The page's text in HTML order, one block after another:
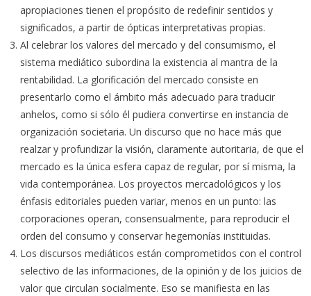
apropiaciones tienen el propósito de redefinir sentidos y
significados, a partir de ópticas interpretativas propias.
Al celebrar los valores del mercado y del consumismo, el
sistema mediático subordina la existencia al mantra de la
rentabilidad. La glorificación del mercado consiste en
presentarlo como el ámbito más adecuado para traducir
anhelos, como si sólo él pudiera convertirse en instancia de
organización societaria. Un discurso que no hace más que
realzar y profundizar la visión, claramente autoritaria, de que el
mercado es la única esfera capaz de regular, por sí misma, la
vida contemporánea. Los proyectos mercadológicos y los
énfasis editoriales pueden variar, menos en un punto: las
corporaciones operan, consensualmente, para reproducir el
orden del consumo y conservar hegemonías instituidas.
Los discursos mediáticos están comprometidos con el control
selectivo de las informaciones, de la opinión y de los juicios de
valor que circulan socialmente. Eso se manifiesta en las